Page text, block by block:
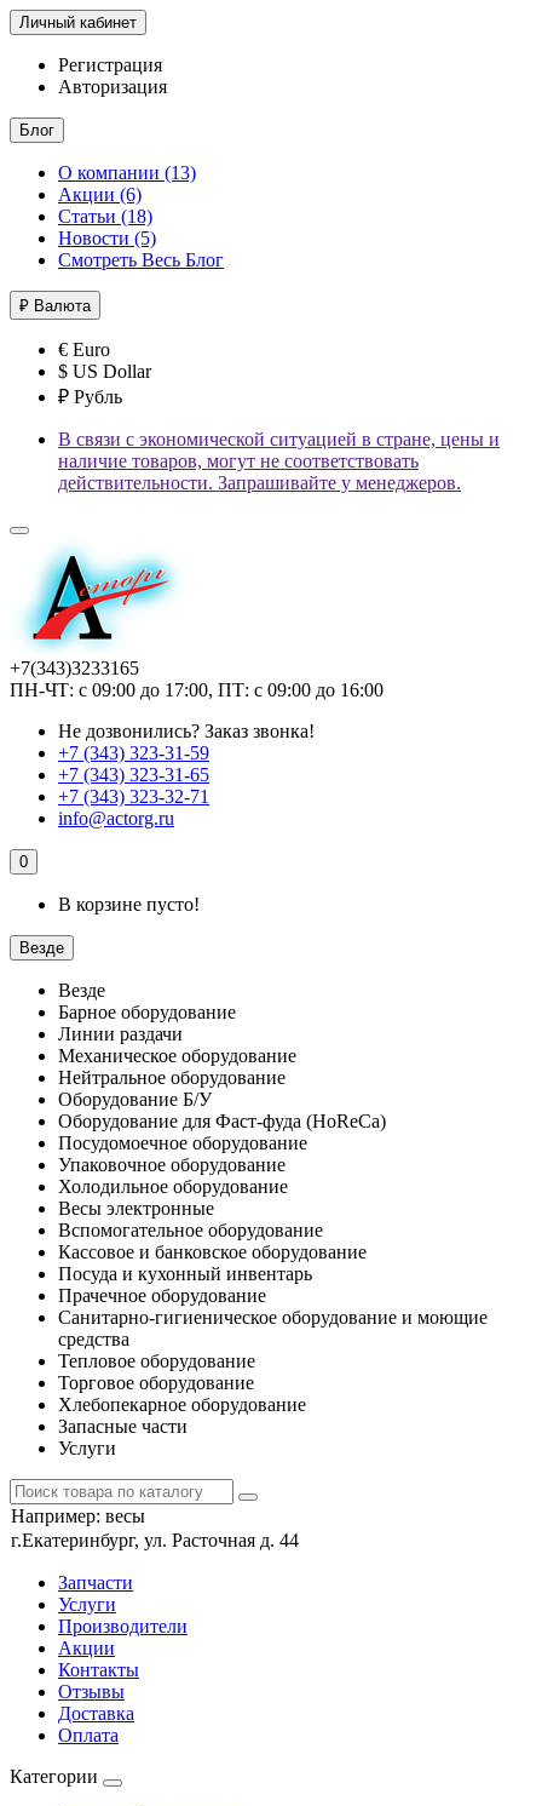
Личный кабинет
Регистрация
Авторизация
Блог
О компании (13)
Акции (6)
Статьи (18)
Новости (5)
Смотреть Весь Блог
₽ Валюта
€ Euro
$ US Dollar
₽ Рубль
В связи с экономической ситуацией в стране, цены и
наличие товаров, могут не соответствовать
действительности. Запрашивайте у менеджеров.
+7(343)3233165
ПН-ЧТ: с 09:00 до 17:00, ПТ: с 09:00 до 16:00
Не дозвонились? Заказ звонка!
+7 (343) 323-31-59
+7 (343) 323-31-65
+7 (343) 323-32-71
info@actorg.ru
0
В корзине пусто!
Везде
Везде
Барное оборудование
Линии раздачи
Механическое оборудование
Нейтральное оборудование
Оборудование Б/У
Оборудование для Фаст-фуда (HoReCa)
Посудомоечное оборудование
Упаковочное оборудование
Холодильное оборудование
Весы электронные
Вспомогательное оборудование
Кассовое и банковское оборудование
Посуда и кухонный инвентарь
Прачечное оборудование
Санитарно-гигиеническое оборудование и моющие
средства
Тепловое оборудование
Торговое оборудование
Хлебопекарное оборудование
Запасные части
Услуги
Например: весы
г.Екатеринбург, ул. Расточная д. 44
Запчасти
Услуги
Производители
Акции
Контакты
Отзывы
Доставка
Оплата
Категории